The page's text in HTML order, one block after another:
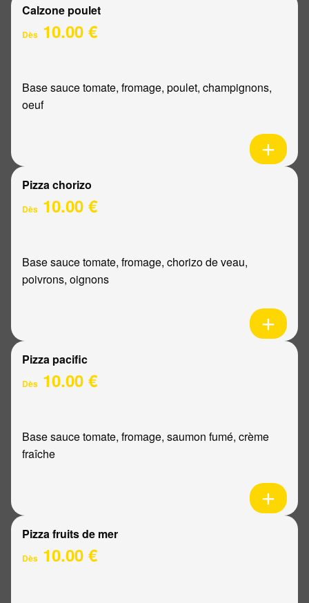
Calzone poulet
Dès 10.00 €
Base sauce tomate, fromage, poulet, champignons,
oeuf
Pizza chorizo
Dès 10.00 €
Base sauce tomate, fromage, chorizo de veau,
poivrons, oignons
Pizza pacific
Dès 10.00 €
Base sauce tomate, fromage, saumon fumé, crème
fraîche
Pizza fruits de mer
Dès 10.00 €